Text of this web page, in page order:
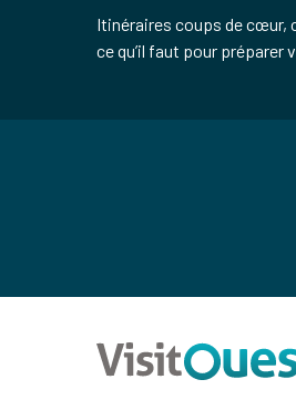
Itinéraires coups de cœur,
ce qu’il faut pour préparer